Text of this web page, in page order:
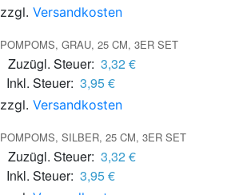
zzgl. Versandkosten
POMPOMS, GRAU, 25 CM, 3ER SET
Zuzügl. Steuer: 3,32 €
Inkl. Steuer: 3,95 €
zzgl. Versandkosten
POMPOMS, SILBER, 25 CM, 3ER SET
Zuzügl. Steuer: 3,32 €
Inkl. Steuer: 3,95 €